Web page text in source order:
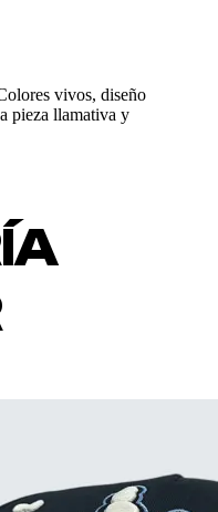
vivos, diseño
pieza llamativa y